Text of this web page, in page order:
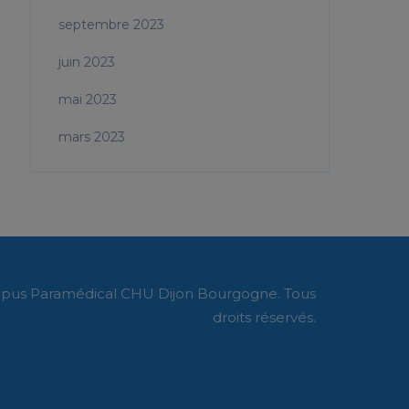
septembre 2023
juin 2023
mai 2023
mars 2023
Paramédical CHU Dijon Bourgogne. Tous
droits réservés.